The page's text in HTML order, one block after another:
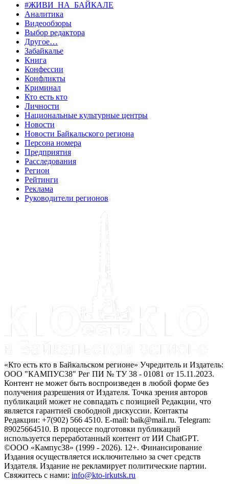
#ЖИВИ_НА_БАЙКАЛЕ
Аналитика
Видеообзоры
Выбор редактора
Другое…
Забайкалье
Книга
Конфессии
Конфликты
Криминал
Кто есть кто
Личности
Национальные культурные центры
Новости
Новости Байкальского региона
Персона номера
Предприятия
Расследования
Регион
Рейтинги
Реклама
Руководители регионов
«Кто есть кто в Байкальском регионе» Учредитель и Издатель:
ООО "КАМПУС38" Рег ПИ № ТУ 38 - 01081 от 15.11.2023.
Контент не может быть воспроизведен в любой форме без
получения разрешения от Издателя. Точка зрения авторов
публикаций может не совпадать с позицией Редакции, что
является гарантией свободной дискуссии. Контакты
Редакции: +7(902) 566 4510. E-mail: baik@mail.ru. Telegram:
89025664510. В процессе подготовки публикаций
используется переработанный контент от ИИ ChatGPT.
©ООО «Кампус38» (1999 - 2026). 12+. Финансирование
Издания осуществляется исключительно за счет средств
Издателя. Издание не рекламирует политические партии.
Свяжитесь с нами: info@kto-irkutsk.ru